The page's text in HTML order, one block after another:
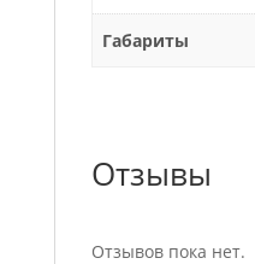
Габариты
Отзывы
Отзывов пока нет.